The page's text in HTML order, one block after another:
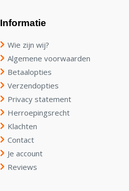
Informatie
Wie zijn wij?
Algemene voorwaarden
Betaalopties
Verzendopties
Privacy statement
Herroepingsrecht
Klachten
Contact
Je account
Reviews